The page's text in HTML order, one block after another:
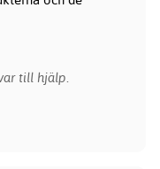
till hjälp.